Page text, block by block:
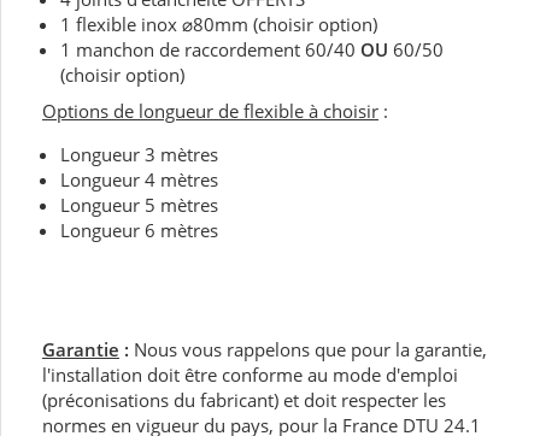
1 flexible inox ⌀80mm (choisir option)
1 manchon de raccordement 60/40 OU 60/50
(choisir option)
Options de longueur de flexible à choisir :
Longueur 3 mètres
Longueur 4 mètres
Longueur 5 mètres
Longueur 6 mètres
Garantie : Nous vous rappelons que pour la garantie,
l'installation doit être conforme au mode d'emploi
(préconisations du fabricant) et doit respecter les
normes en vigueur du pays, pour la France DTU 24.1